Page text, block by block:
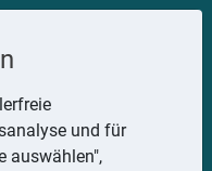
Birkenfeldund für
auswählen",